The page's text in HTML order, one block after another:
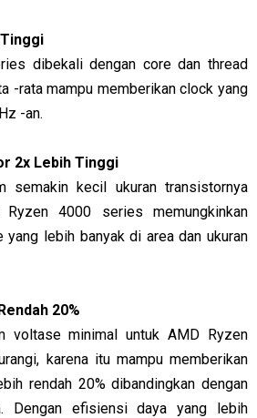
dibekali dengan core dan thread
-rata mampu memberikan clock yang
-an.
2x Lebih Tinggi
semakin kecil ukuran transistornya
4000 series memungkinkan
lebih banyak di area dan ukuran
20%
voltase minimal untuk AMD Ryzen
karena itu mampu memberikan
rendah 20% dibandingkan dengan
Dengan efisiensi daya yang lebih